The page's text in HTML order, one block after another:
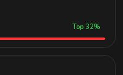
Top 32%